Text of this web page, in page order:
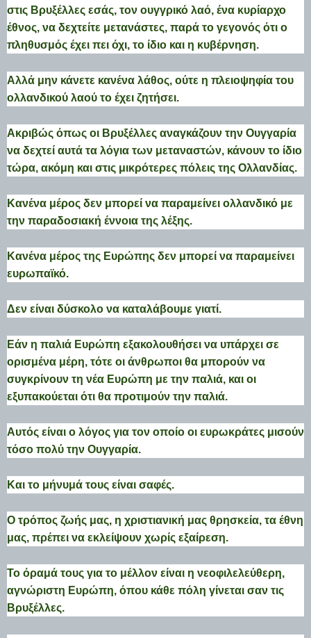
στις Βρυξέλλες εσάς, τον ουγγρικό λαό, ένα κυρίαρχο
έθνος, να δεχτείτε μετανάστες, παρά το γεγονός ότι ο
πληθυσμός έχει πει όχι, το ίδιο και η κυβέρνηση.
Αλλά μην κάνετε κανένα λάθος, ούτε η πλειοψηφία του
ολλανδικού λαού το έχει ζητήσει.
Ακριβώς όπως οι Βρυξέλλες αναγκάζουν την Ουγγαρία
να δεχτεί αυτά τα λόγια των μεταναστών, κάνουν το ίδιο
τώρα, ακόμη και στις μικρότερες πόλεις της Ολλανδίας.
Κανένα μέρος δεν μπορεί να παραμείνει ολλανδικό με
την παραδοσιακή έννοια της λέξης.
Κανένα μέρος της Ευρώπης δεν μπορεί να παραμείνει
ευρωπαϊκό.
Δεν είναι δύσκολο να καταλάβουμε γιατί.
Εάν η παλιά Ευρώπη εξακολουθήσει να υπάρχει σε
ορισμένα μέρη, τότε οι άνθρωποι θα μπορούν να
συγκρίνουν τη νέα Ευρώπη με την παλιά, και οι
εξυπακούεται ότι θα προτιμούν την παλιά.
Αυτός είναι ο λόγος για τον οποίο οι ευρωκράτες μισούν
τόσο πολύ την Ουγγαρία.
Και το μήνυμά τους είναι σαφές.
Ο τρόπος ζωής μας, η χριστιανική μας θρησκεία, τα έθνη
μας, πρέπει να εκλείψουν χωρίς εξαίρεση.
Το όραμά τους για το μέλλον είναι η νεοφιλελεύθερη,
αγνώριστη Ευρώπη, όπου κάθε πόλη γίνεται σαν τις
Βρυξέλλες.